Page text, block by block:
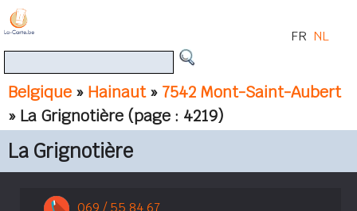
Belgique » Hainaut» 7542 Mont-Saint-Aubert
» La Grignotière (page : 4219)
FR NL
La Grignotière